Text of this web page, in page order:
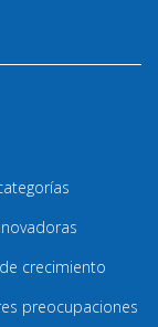
crecimiento
preocupaciones